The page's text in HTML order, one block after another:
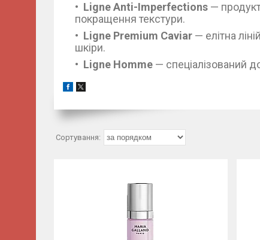
Ligne Anti-Imperfections —
покращення текстури.
Ligne Premium Caviar — елітна
шкіри.
Ligne Homme — спеціалізований